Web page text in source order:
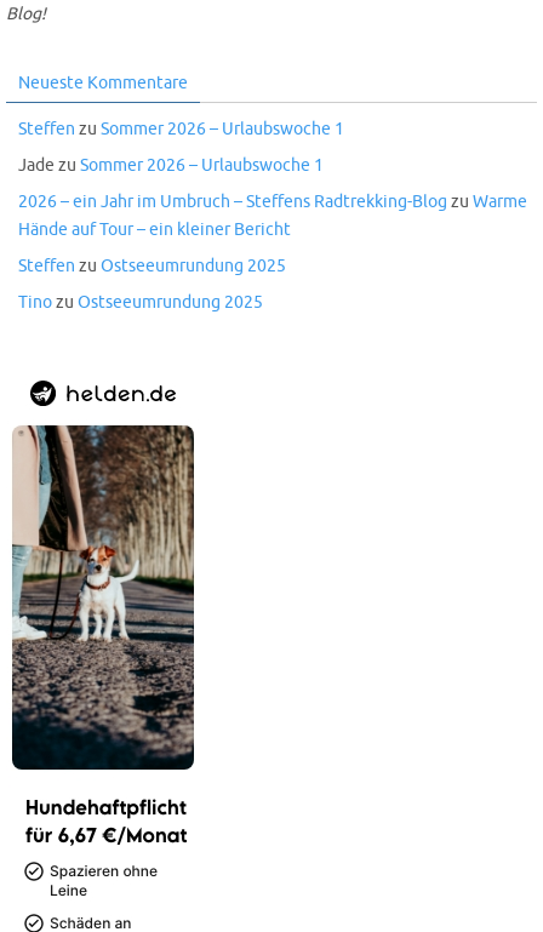
Blog!
Neueste Kommentare
Steffen zu Sommer 2026 – Urlaubswoche 1
Jade zu Sommer 2026 – Urlaubswoche 1
2026 – ein Jahr im Umbruch – Steffens Radtrekking-Blog zu Warme
Hände auf Tour – ein kleiner Bericht
Steffen zu Ostseeumrundung 2025
Tinozu Ostseeumrundung 2025